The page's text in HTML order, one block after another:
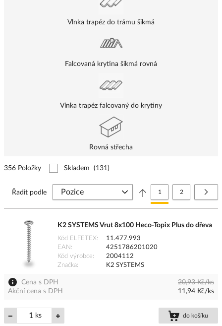
Vlnka trapéz do trámu šikmá
Falcovaná krytina šikmá rovná
Vlnka trapéz falcovaný do krytiny
Rovná střecha
356 Položky Skladem (131)
Stránka
Právě si prohlížíte
1 Stránka
2
Řadit podle
K2 SYSTEMS Vrut 8x100 Heco-Topix Plus do dřeva
Kód ELFETEX
11.477.993
EAN
4251786201020
Kód výrobce
2004112
Značka
K2 SYSTEMS
Cena s DPH
20,93 Kč/ks
Akční cena s DPH
11,94 Kč/ks
ks do košíku